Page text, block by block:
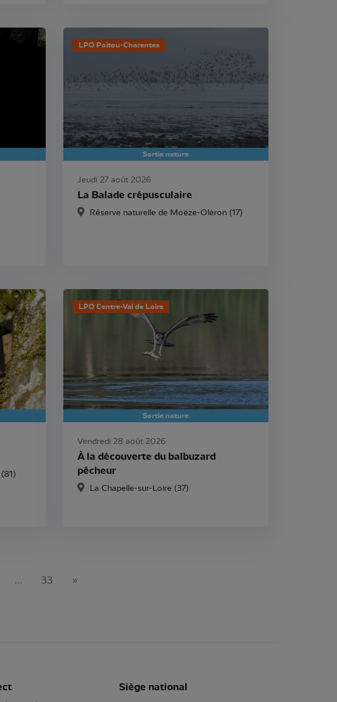
LPO Poitou-Charentes
Sortie nature
Jeudi 27 août 2026
La Balade crépusculaire
Réserve naturelle de Moëze-Oléron (17)
LPO Centre-Val de Loire
Sortie nature
Vendredi 28 août 2026
À la découverte du balbuzard
pêcheur
La Chapelle-sur-Loire (37)
… 33 »
Siège national